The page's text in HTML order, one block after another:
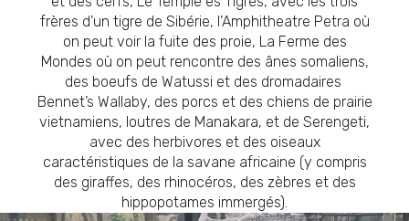
frères d’un tigre de Sibérie, l’Amphitheatre Petra où
on peut voir la fuite des proie, La Ferme des
Mondes où on peut rencontre des ânes somaliens,
des boeufs de Watussi et des dromadaires
Bennet’s Wallaby, des porcs et des chiens de prairie
vietnamiens, loutres de Manakara, et de Serengeti,
avec des herbivores et des oiseaux
caractéristiques de la savane africaine (y compris
des giraffes, des rhinocéros, des zèbres et des
hippopotames immergés).